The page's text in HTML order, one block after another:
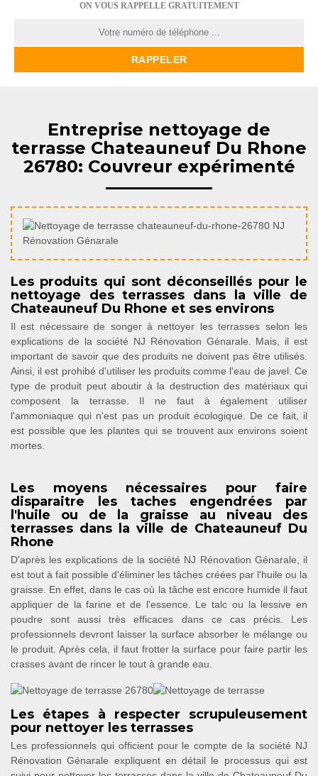
ON VOUS RAPPELLE GRATUITEMENT
Entreprise nettoyage de
terrasse Chateauneuf Du Rhone
26780: Couvreur expérimenté
Les produits qui sont déconseillés pour le
nettoyage des terrasses dans la ville de
Chateauneuf Du Rhone et ses environs
Il est nécessaire de songer à nettoyer les terrasses selon les
explications de la société NJ Rénovation Génarale. Mais, il est
important de savoir que des produits ne doivent pas être utilisés.
Ainsi, il est prohibé d'utiliser les produits comme l'eau de javel. Ce
type de produit peut aboutir à la destruction des matériaux qui
composent la terrasse. Il ne faut à également utiliser
l'ammoniaque qui n'est pas un produit écologique. De ce fait, il
est possible que les plantes qui se trouvent aux environs soient
mortes.
Les moyens nécessaires pour faire
disparaitre les taches engendrées par
l'huile ou de la graisse au niveau des
terrasses dans la ville de Chateauneuf Du
Rhone
D'après les explications de la société NJ Rénovation Génarale, il
est tout à fait possible d'éliminer les tâches créées par l'huile ou la
graisse. En effet, dans le cas où la tâche est encore humide il faut
appliquer de la farine et de l'essence. Le talc ou la lessive en
poudre sont aussi très efficaces dans ce cas précis. Les
professionnels devront laisser la surface absorber le mélange ou
le produit. Après cela, il faut frotter la surface pour faire partir les
crasses avant de rincer le tout à grande eau.
Les étapes à respecter scrupuleusement
pour nettoyer les terrasses
Les professionnels qui officient pour le compte de la société NJ
Rénovation Génarale expliquent en détail le processus qui est